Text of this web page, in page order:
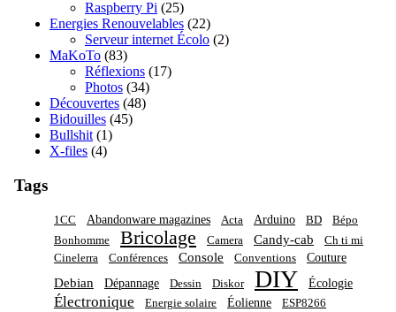
Raspberry Pi (25)
Energies Renouvelables (22)
Serveur internet Écolo (2)
MaKoTo (83)
Réflexions (17)
Photos (34)
Découvertes (48)
Bidouilles (45)
Bullshit (1)
X-files (4)
Tags
1CC Abandonware magazines Acta Arduino BD
Bépo
Bonhomme
Bricolage Camera Candy-cab
Ch ti mi
Cinelerra
Conférences Console Conventions Couture
Debian Dépannage Dessin Diskor DIY Écologie
Électronique Energie solaire Éolienne
ESP8266